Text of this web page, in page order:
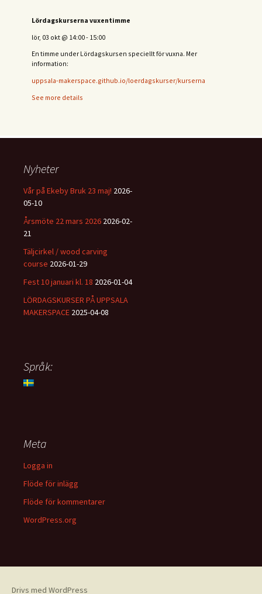
Lördagskurserna vuxentimme
lör, 03 okt @ 14:00- 15:00
En timme under Lördagskursen speciellt för vuxna. Mer
information:
uppsala-makerspace.github.io/loerdagskurser/kurserna
See more details
Nyheter
Vår på Ekeby Bruk 23 maj! 2026-
05-10
Årsmöte 22 mars 2026 2026-02-
21
Täljcirkel / wood carving
course 2026-01-29
Fest 10 januari kl. 18 2026-01-04
LÖRDAGSKURSER PÅ UPPSALA
MAKERSPACE 2025-04-08
Språk:
Meta
Logga in
Flöde för inlägg
Flöde för kommentarer
WordPress.org
Drivs med WordPress